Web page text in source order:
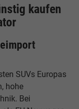
kaufen
SUVs Europas
hohe
Bei